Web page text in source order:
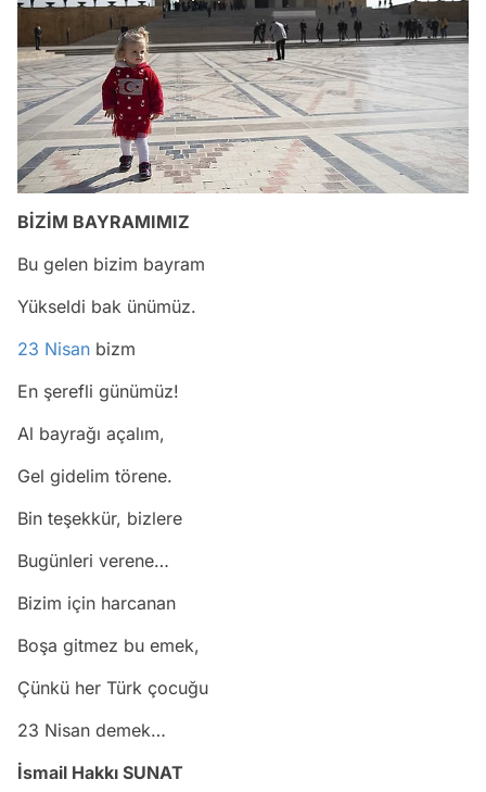
BİZİM BAYRAMIMIZ
Bu gelen bizim bayram
Yükseldi bak ünümüz.
23 Nisan bizm
En şerefli günümüz!
Al bayrağı açalım,
Gel gidelim törene.
Bin teşekkür, bizlere
Bugünleri verene…
Bizim için harcanan
Boşa gitmez bu emek,
Çünkü her Türk çocuğu
23 Nisan demek…
İsmail Hakkı SUNAT